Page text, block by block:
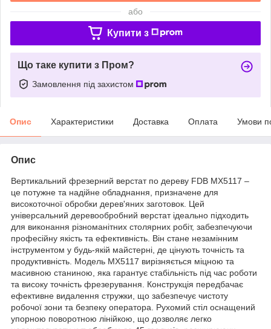
або
Купити з
Що таке купити з Пром?
Замовлення під захистом
Опис Характеристики Доставка Оплата Умови
Опис
Вертикальний фрезерний верстат по дереву FDB MX5117 –
це потужне та надійне обладнання, призначене для
високоточної обробки дерев'яних заготовок. Цей
універсальний деревообробний верстат ідеально підходить
для виконання різноманітних столярних робіт, забезпечуючи
професійну якість та ефективність. Він стане незамінним
інструментом у будь-якій майстерні, де цінують точність та
продуктивність. Модель MX5117 вирізняється міцною та
масивною станиною, яка гарантує стабільність під час роботи
та високу точність фрезерування. Конструкція передбачає
ефективне видалення стружки, що забезпечує чистоту
робочої зони та безпеку оператора. Рухомий стіл оснащений
упорною поворотною лінійкою, що дозволяє легко